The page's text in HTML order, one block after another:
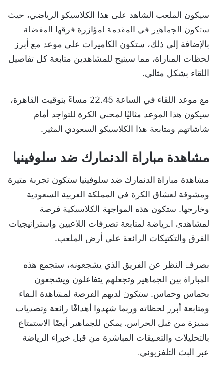
سيكون الملعب الشاهد على هذا الكلاسيكو الرياضي، حيث
ستكون الجماهير في المقدمة لمؤازرة فرقها المفضلة.
بالإضافة إلى ذلك، ستكون الكاميرات على موعد مع أبرز
لحظات المباراة، مما سيتيح للمشاهدين متابعة كل تفاصيل
اللقاء بشكل مثالي.
مع موعد اللقاء في الساعة 22.45 مساءً بتوقيت القاهرة،
سيكون هذا الموعد مثاليًا لمحبي الكرة للتواجد أمام
شاشاتهم ومتابعة هذا الكلاسيكو السعودي المثير.
مشاهدة مباراة الدنمارك ضد سلوفينيا
مشاهدة مباراة الدنمارك ضد سلوفينيا ستكون تجربة مثيرة
ومشوقة لعشاق الكرة في المملكة العربية السعودية
وخارجها. ستكون هذه المواجهة الكلاسيكية فرصة
لمشاهدي الرياضة لمتابعة تصرفات اللاعبين واستراتيجيات
الفرق والتكتيكات الرائعة على أرض الملعب.
بصرف النظر عن الفريق الذي يشجعونه، ستجمع هذه
المباراة بين الجماهير وتجعلهم يتفاعلون ويشجعون
بحماس وحماس. ستكون لديهم الفرصة لمشاهدة اللقاء
ومتابعة أبرز لحظاته وربما شهدوا أهدافًا رائعة وتصديات
مميزة من قبل الحراس. يمكن للجماهير أيضًا الاستمتاع
بالتحليلات والتعليقات المباشرة من قبل خبراء الرياضة
عبر البث التلفزيوني.